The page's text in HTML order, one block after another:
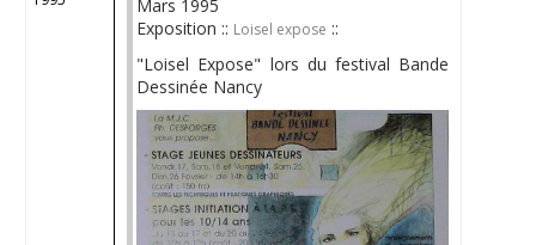
Mars 1995
Exposition :: Loisel expose ::
"Loisel Expose" lors du festival Bande
Dessinée Nancy